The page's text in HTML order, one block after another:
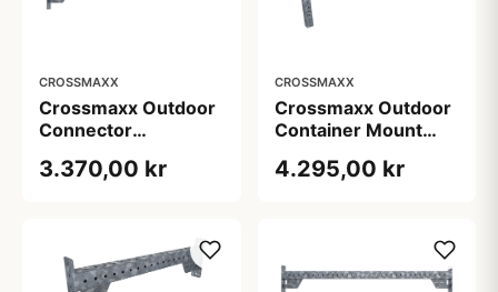
CROSSMAXX
Crossmaxx Outdoor
Connector
3.370,00 kr
CROSSMAXX
Crossmaxx Outdoor
Container Mount
40 kg
4.295,00 kr